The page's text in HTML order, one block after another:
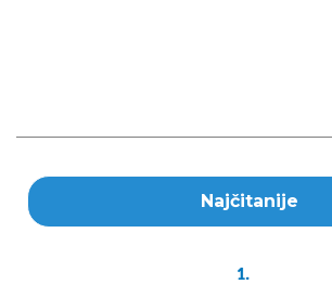
Najčitanije
1.